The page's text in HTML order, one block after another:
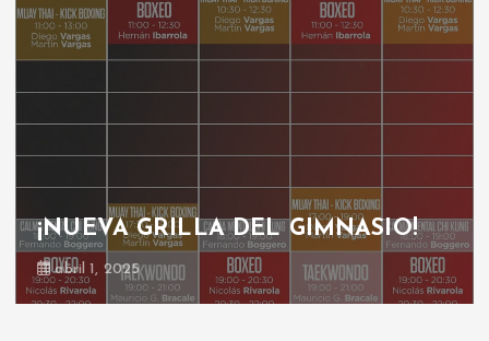
¡NUEVA GRILLA DEL GIMNASIO!
abril 1, 2025